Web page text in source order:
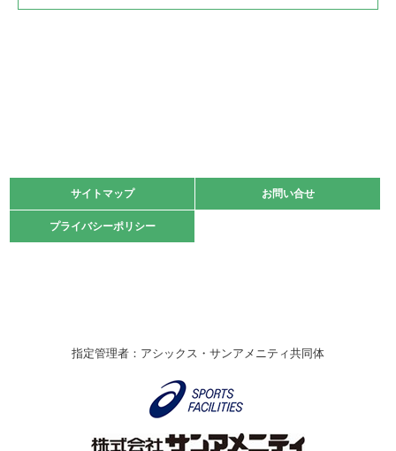
2022.05.22
緑ケ丘体育館
2021.10.23
卓球選手権大会ラージボールの部開催☆
伊丹市総合体育大会 バレーボール大会が開催されました
なわとびイベントを開催しました！
サイトマップ お問い合せ
プライバシーポリシー
サイトマップ お問い合せ
プライバシーポリシー
指定管理者：アシックス・サンアメニティ共同体